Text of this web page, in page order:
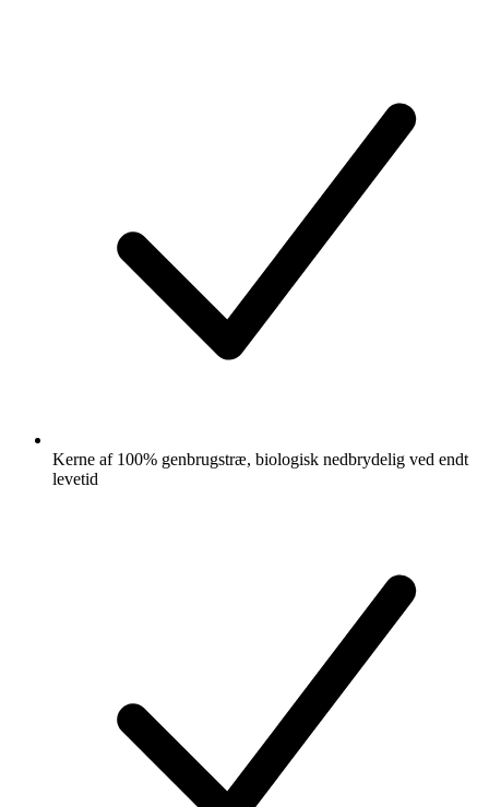
Kerne af 100% genbrugstræ, biologisk nedbrydelig ved endt
levetid